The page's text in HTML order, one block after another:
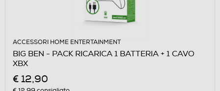
ACCESSORI HOME ENTERTAINMENT
BIG BEN - PACK RICARICA 1 BATTERIA + 1 CAVO
XBX
€ 12,90